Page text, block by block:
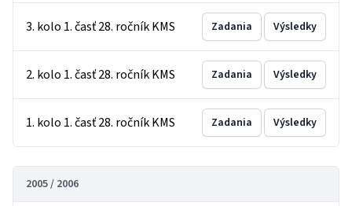
3. kolo 1. časť 28. ročník KMS Zadania Výsledky
2. kolo 1. časť 28. ročník KMS Zadania Výsledky
1. kolo 1. časť 28. ročník KMS Zadania Výsledky
2005 / 2006